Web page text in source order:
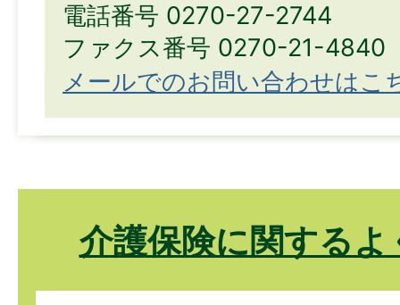
電話番号 0270-27-2744
ファクス番号 0270-21-4840
メールでのお問い合わせはこ
介護保険に関する